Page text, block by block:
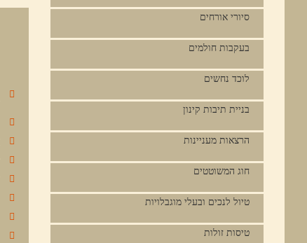
סיורי אורחים
בעקבות חולמים
לוכד נחשים
בניית תיבות קינון
הרצאות מעניינות
חוג המשוטטים
טיול לנכים ובעלי מוגבלויות
טיסות זולות